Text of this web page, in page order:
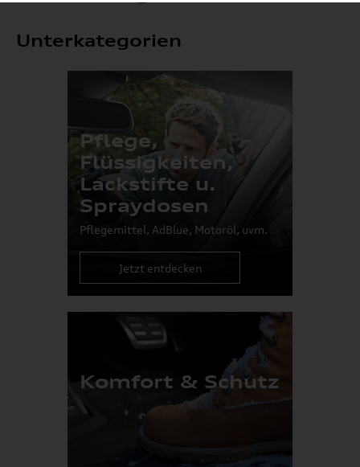
Unterkategorien
Pflege,
Flüssigkeiten,
Lackstifte u.
Spraydosen
Pflegemittel, AdBlue, Motoröl, uvm.
Jetzt entdecken
Komfort & Schutz